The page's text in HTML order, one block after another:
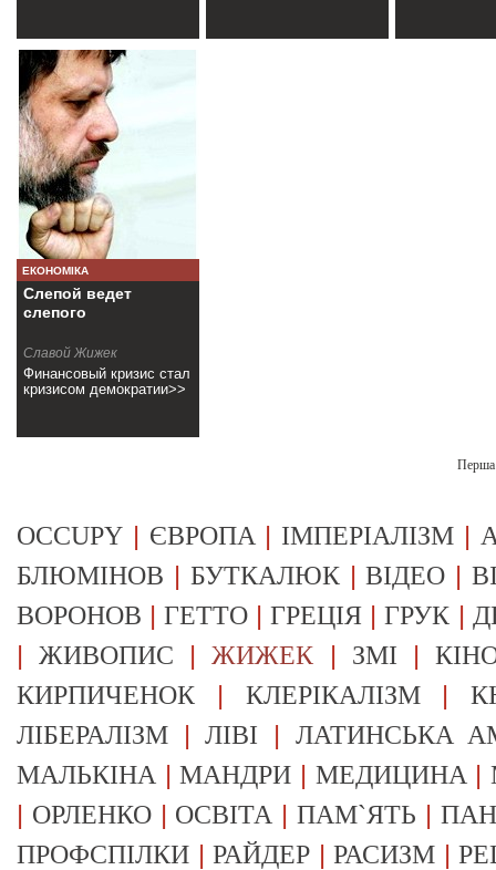
ЕКОНОМІКА
Слепой ведет
слепого
Славой Жижек
Финансовый кризис стал
кризисом демократии>>
Перша
OCCUPY | ЄВРОПА | ІМПЕРІАЛІЗМ |
БЛЮМІНОВ | БУТКАЛЮК|ВІДЕО |
ВОРОНОВ |ГЕТТО |ГРЕЦІЯ |ГРУК |
|ЖИВОПИС |ЖИЖЕК | ЗМІ |
КИРПИЧЕНОК | КЛЕРІКАЛІЗМ|
ЛІБЕРАЛІЗМ |ЛІВІ | ЛАТИНСЬКА
МАЛЬКІНА |МАНДРИ | МЕДИЦИНА |
| ОРЛЕНКО| ОСВІТА |ПАМ`ЯТЬ |
ПРОФСПІЛКИ |РАЙДЕР |РАСИЗМ |